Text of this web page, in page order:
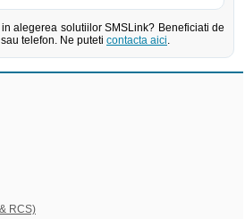
alegerea solutiilor SMSLink? Beneficiati de
telefon. Ne puteti contacta aici.
RCS)